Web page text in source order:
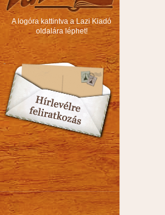
A logóra kattintva a Lazi Kiadó
oldalára léphet!